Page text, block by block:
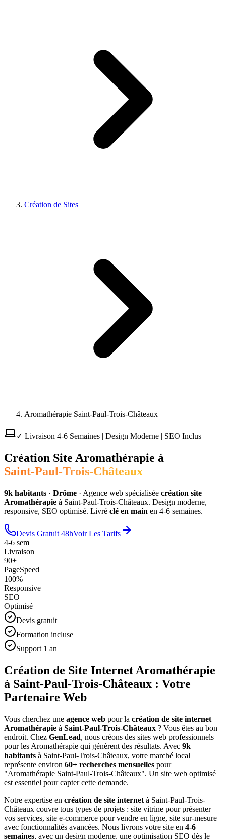
Création de Sites
Aromathérapie Saint-Paul-Trois-Châteaux
✓ Livraison 4-6 Semaines | Design Moderne | SEO Inclus
Création Site Aromathérapie à
Saint-Paul-Trois-Châteaux
9k habitants · Drôme · Agence web spécialisée création site
Aromathérapie à Saint-Paul-Trois-Châteaux. Design moderne,
responsive, SEO optimisé. Livré clé en main en 4-6 semaines.
Devis Gratuit 48hVoir Les Tarifs
4-6 sem
Livraison
90+
PageSpeed
100%
Responsive
SEO
Optimisé
Devis gratuit
Formation incluse
Support 1 an
Création de Site Internet Aromathérapie
à Saint-Paul-Trois-Châteaux : Votre
Partenaire Web
Vous cherchez une agence web pour la création de site internet
Aromathérapie à Saint-Paul-Trois-Châteaux ? Vous êtes au bon
endroit. Chez GenLead, nous créons des sites web professionnels
pour les Aromathérapie qui génèrent des résultats. Avec 9k
habitants à Saint-Paul-Trois-Châteaux, votre marché local
représente environ 60+ recherches mensuelles pour
"Aromathérapie Saint-Paul-Trois-Châteaux". Un site web optimisé
est essentiel pour capter cette demande.
Notre expertise en création de site internet à Saint-Paul-Trois-
Châteaux couvre tous types de projets : site vitrine pour présenter
vos services, site e-commerce pour vendre en ligne, site sur-mesure
avec fonctionnalités avancées. Nous livrons votre site en 4-6
semaines, avec un design moderne, une optimisation SEO dès le